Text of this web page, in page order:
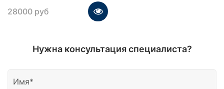
28000 руб
Нужна консультация специалиста?